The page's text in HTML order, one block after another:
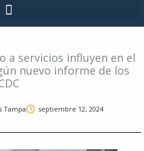
a servicios influyen en el
nuevo informe de los
Tampa septiembre 12, 2024